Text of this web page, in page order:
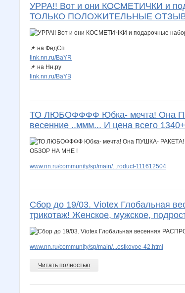
УРРА!! Вот и они КОСМЕТИЧКИ и
ТОЛЬКО ПОЛОЖИТЕЛЬНЫЕ
📌 на ФедСп
link.nn.ru/BaYR
📌 на Нн.ру
link.nn.ru/BaYB
ТО ЛЮБОФФФФ Юбка- мечта! Она
весенние ..ммм... И цена всего
www.nn.ru/community/sp/main/...roduct-111612504
Сбор до 19/03. Viotex Глобальная
трикотаж! Женское, мужское,
www.nn.ru/community/sp/main/...ostkovoe-42.html
Читать полностью